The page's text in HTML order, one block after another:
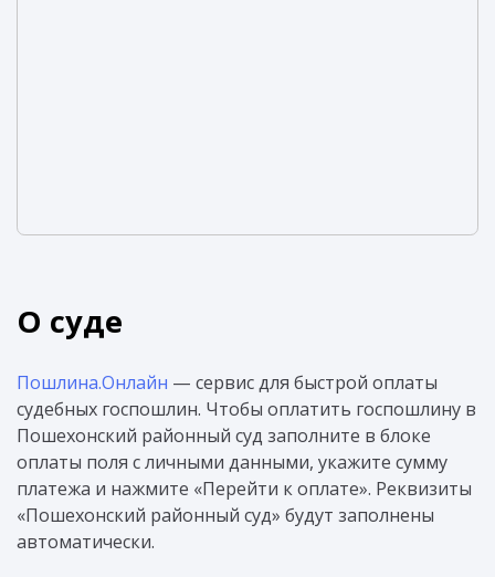
О суде
Пошлина.Онлайн — сервис для быстрой оплаты
судебных госпошлин. Чтобы оплатить госпошлину в
Пошехонский районный суд заполните в блоке
оплаты поля с личными данными, укажите сумму
платежа и нажмите «Перейти к оплате». Реквизиты
«Пошехонский районный суд» будут заполнены
автоматически.